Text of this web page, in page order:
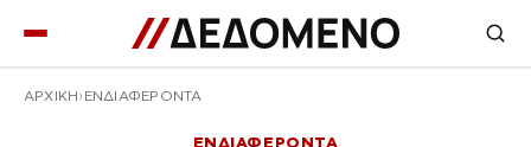
ΑΡΧΙΚΉ ΕΝΔΙΑΦΕΡΟΝΤΑ
ΕΝΔΙΑΦΕΡΟΝΤΑ